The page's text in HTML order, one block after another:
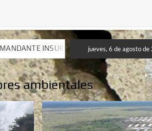
A LUIS DE TAVIRA
Incursión
A LUIS DE TAVIRA
Incursión
jueves, 6 de agosto
ambientales